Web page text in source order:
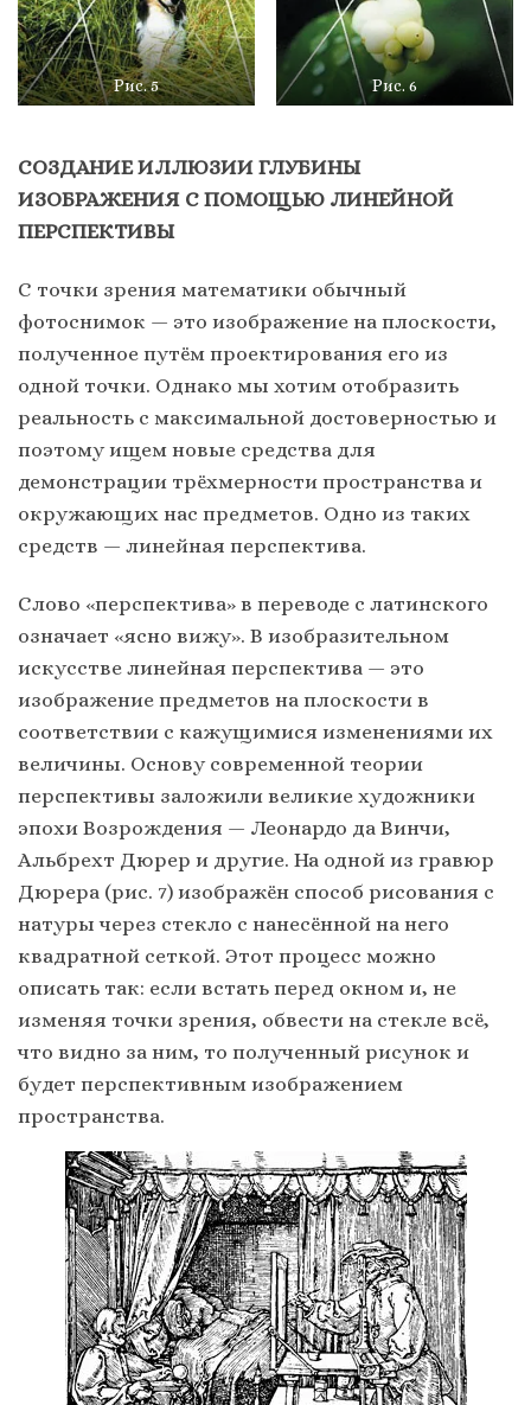
Рис. 5 Рис. 6
СОЗДАНИЕ ИЛЛЮЗИИ ГЛУБИНЫ
ИЗОБРАЖЕНИЯ С ПОМОЩЬЮ ЛИНЕЙНОЙ
ПЕРСПЕКТИВЫ
С точки зрения математики обычный
фотоснимок — это изображение на плоскости,
полученное путём проектирования его из
одной точки. Однако мы хотим отобразить
реальность с максимальной достоверностью и
поэтому ищем новые средства для
демонстрации трёхмерности пространства и
окружающих нас предметов. Одно из таких
средств — линейная перспектива.
Слово «перспектива» в переводе с латинского
означает «ясно вижу». В изобразительном
искусстве линейная перспектива — это
изображение предметов на плоскости в
соответствии с кажущимися изменениями их
величины. Основу современной теории
перспективы заложили великие художники
эпохи Возрождения — Леонардо да Винчи,
Альбрехт Дюрер и другие. На одной из гравюр
Дюрера (рис. 7) изображён способ рисования с
натуры через стекло с нанесённой на него
квадратной сеткой. Этот процесс можно
описать так: если встать перед окном и, не
изменяя точки зрения, обвести на стекле всё,
что видно за ним, то полученный рисунок и
будет перспективным изображением
пространства.